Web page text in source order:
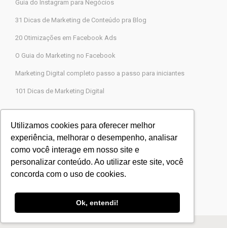
Utilizamos cookies para oferecer melhor
experiência, melhorar o desempenho, analisar
como você interage em nosso site e
personalizar conteúdo. Ao utilizar este site, você
concorda com o uso de cookies.
Ok, entendi!
Guia do Instagram para Negócios
31 Dicas de Marketing de Conteúdo pra Blog
20 Otimizações em Facebook Ads
O Guia do Marketing no Facebook
Marketing Digital completo passo a passo para iniciantes
101 Dicas de Marketing Digital
Agência Legions Marketing Digital
Rua Gaspar Moreira, 22, Butantã, São Paulo-SP
CEP 05505-000